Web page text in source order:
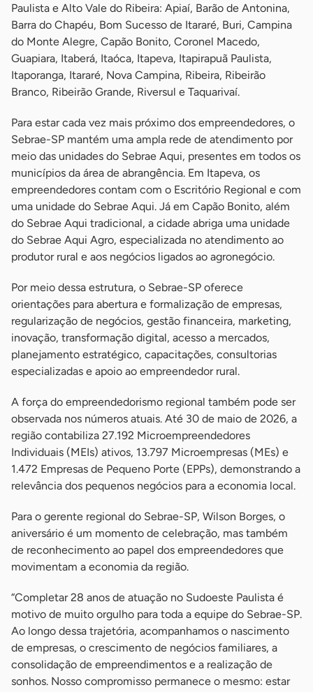
Paulista e Alto Vale do Ribeira: Apiaí, Barão de Antonina,
Barra do Chapéu, Bom Sucesso de Itararé, Buri, Campina
do Monte Alegre, Capão Bonito, Coronel Macedo,
Guapiara, Itaberá, Itaóca, Itapeva, Itapirapuã Paulista,
Itaporanga, Itararé, Nova Campina, Ribeira, Ribeirão
Branco, Ribeirão Grande, Riversul e Taquarivaí.
Para estar cada vez mais próximo dos empreendedores, o
Sebrae-SP mantém uma ampla rede de atendimento por
meio das unidades do Sebrae Aqui, presentes em todos os
municípios da área de abrangência. Em Itapeva, os
empreendedores contam com o Escritório Regional e com
uma unidade do Sebrae Aqui. Já em Capão Bonito, além
do Sebrae Aqui tradicional, a cidade abriga uma unidade
do Sebrae Aqui Agro, especializada no atendimento ao
produtor rural e aos negócios ligados ao agronegócio.
Por meio dessa estrutura, o Sebrae-SP oferece
orientações para abertura e formalização de empresas,
regularização de negócios, gestão financeira, marketing,
inovação, transformação digital, acesso a mercados,
planejamento estratégico, capacitações, consultorias
especializadas e apoio ao empreendedor rural.
A força do empreendedorismo regional também pode ser
observada nos números atuais. Até 30 de maio de 2026, a
região contabiliza 27.192 Microempreendedores
Individuais (MEIs) ativos, 13.797 Microempresas (MEs) e
1.472 Empresas de Pequeno Porte (EPPs), demonstrando a
relevância dos pequenos negócios para a economia local.
Para o gerente regional do Sebrae-SP, Wilson Borges, o
aniversário é um momento de celebração, mas também
de reconhecimento ao papel dos empreendedores que
movimentam a economia da região.
“Completar 28 anos de atuação no Sudoeste Paulista é
motivo de muito orgulho para toda a equipe do Sebrae-SP.
Ao longo dessa trajetória, acompanhamos o nascimento
de empresas, o crescimento de negócios familiares, a
consolidação de empreendimentos e a realização de
sonhos. Nosso compromisso permanece o mesmo: estar